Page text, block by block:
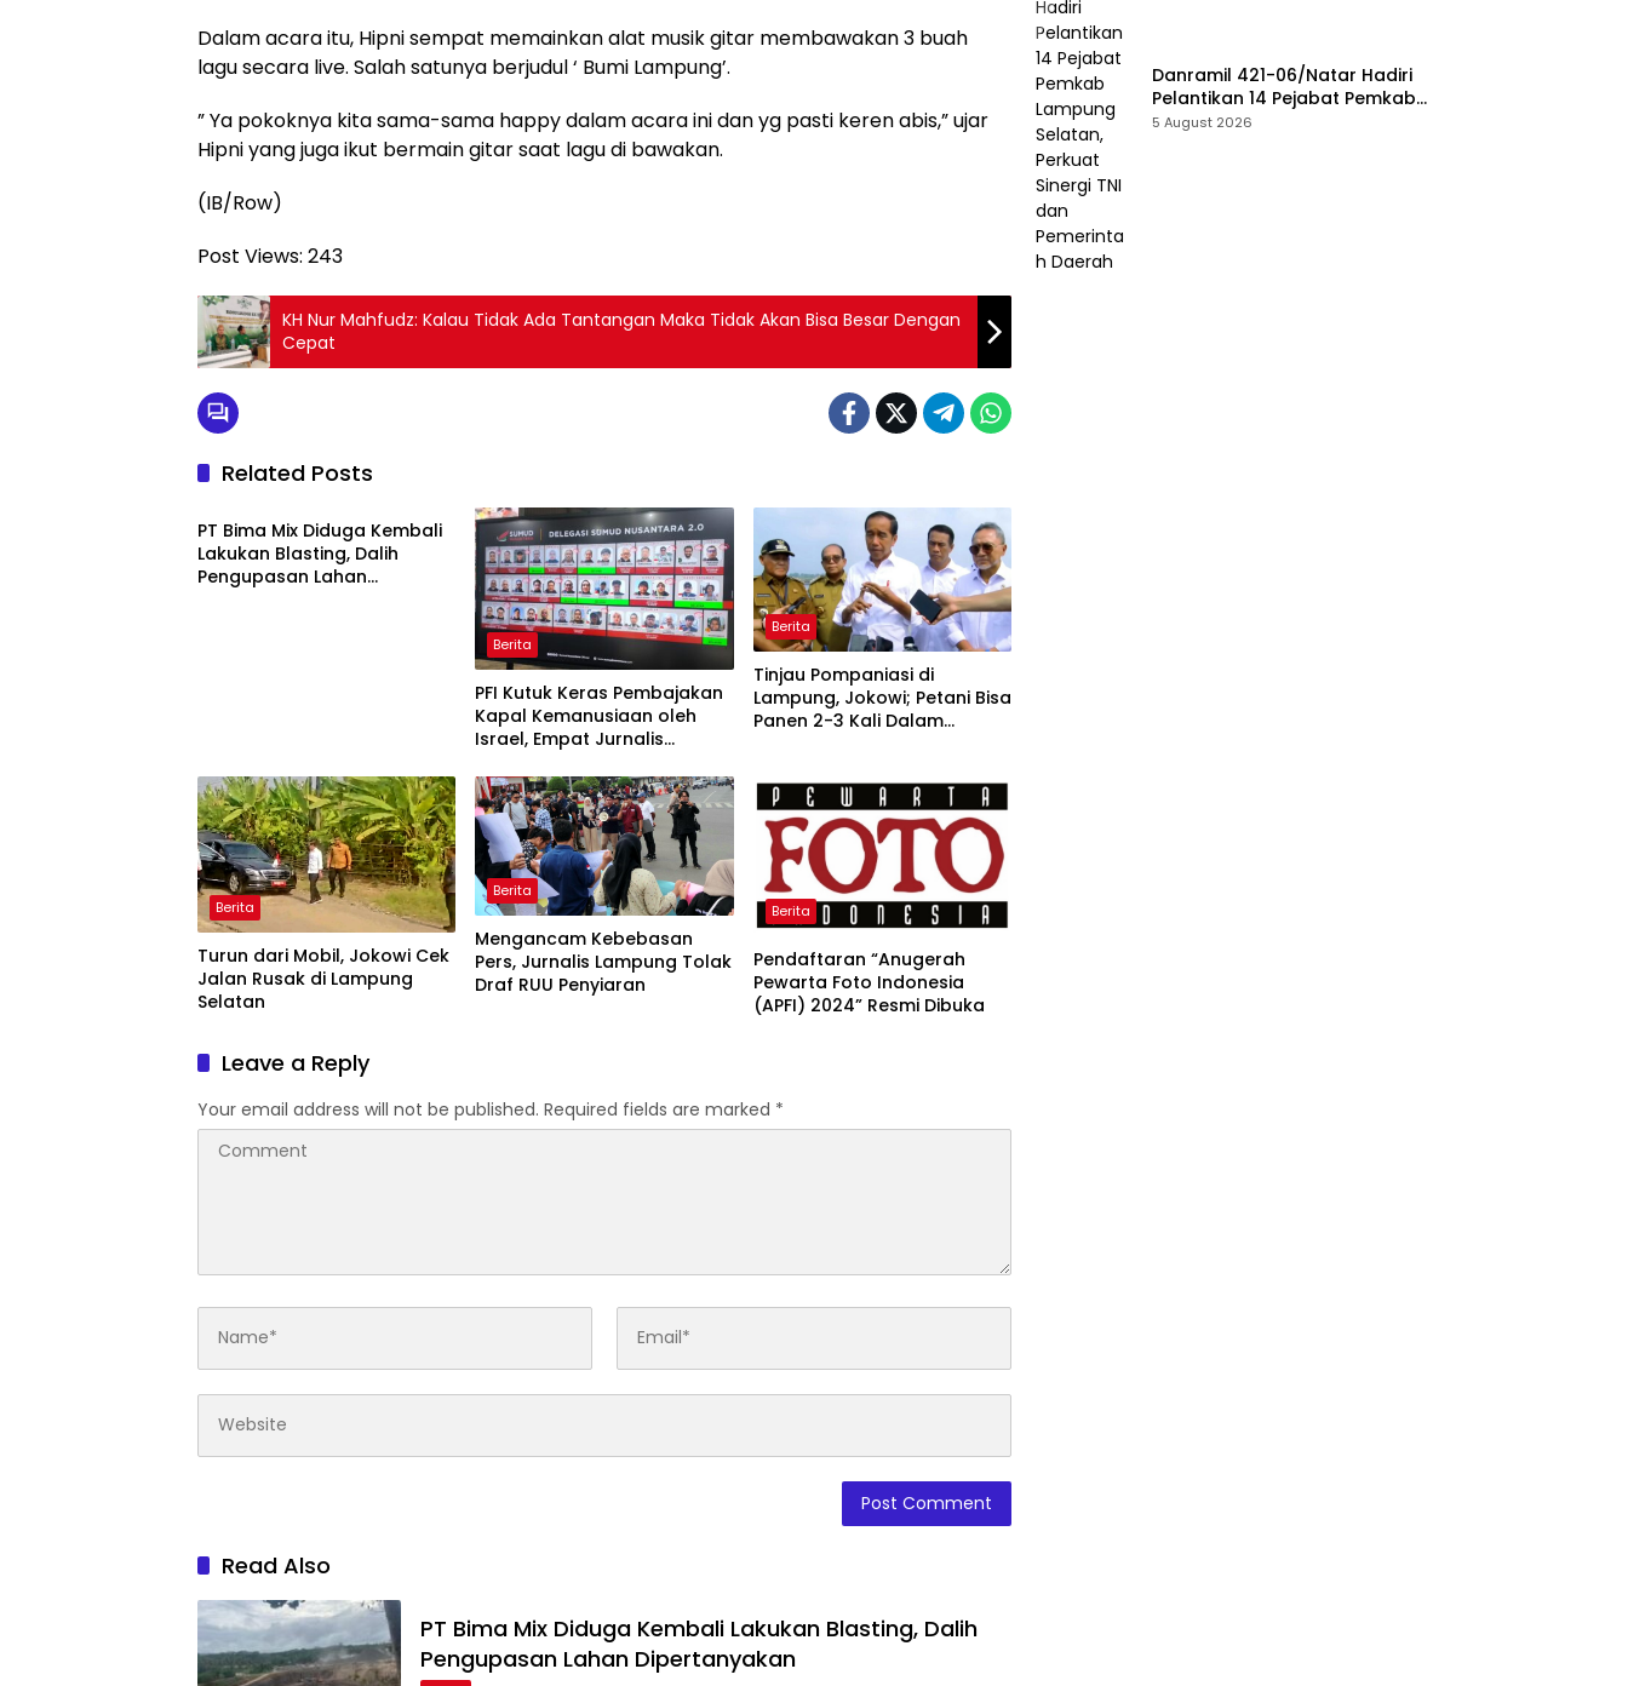
Dalam acara itu, Hipni sempat memainkan alat musik gitar membawakan 3 buah
lagu secara live. Salah satunya berjudul ‘ Bumi Lampung’.
” Ya pokoknya kita sama-sama happy dalam acara ini dan yg pasti keren abis,” ujar
Hipni yang juga ikut bermain gitar saat lagu di bawakan.
(IB/Row)
Post Views: 243
KH Nur Mahfudz: Kalau Tidak Ada Tantangan Maka Tidak Akan Bisa Besar Dengan
Cepat
Related Posts
Berita
PT Bima Mix Diduga Kembali
Lakukan Blasting, Dalih
Pengupasan Lahan
Berita
PFI Kutuk Keras Pembajakan
Kapal Kemanusiaan oleh
Israel, Empat Jurnalis
Internasional
Berita
Tinjau Pompaniasi di
Lampung, Jokowi; Petani Bisa
Panen 2-3 Kali Dalam
Berita
Turun dari Mobil, Jokowi Cek
Jalan Rusak di Lampung
Selatan
Berita
Mengancam Kebebasan
Pers, Jurnalis Lampung Tolak
Draf RUU Penyiaran
Berita
Pendaftaran “Anugerah
Pewarta Foto Indonesia
(APFI) 2024” Resmi Dibuka
Leave a Reply
Your email address will not be published. Required fields are marked *
Read Also
PT Bima Mix Diduga Kembali Lakukan Blasting, Dalih
Pengupasan Lahan Dipertanyakan
Danramil 421-06/Natar Hadiri
Pelantikan 14 Pejabat Pemkab
Lampung Selatan, Perkuat
5 August 2026